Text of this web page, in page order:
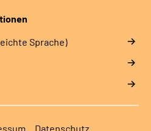
Sprache)
Datenschutz